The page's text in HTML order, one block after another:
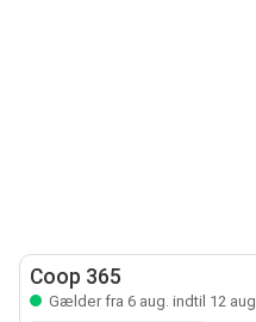
Coop 365
Gælder fra 6 aug. indtil 12 aug.